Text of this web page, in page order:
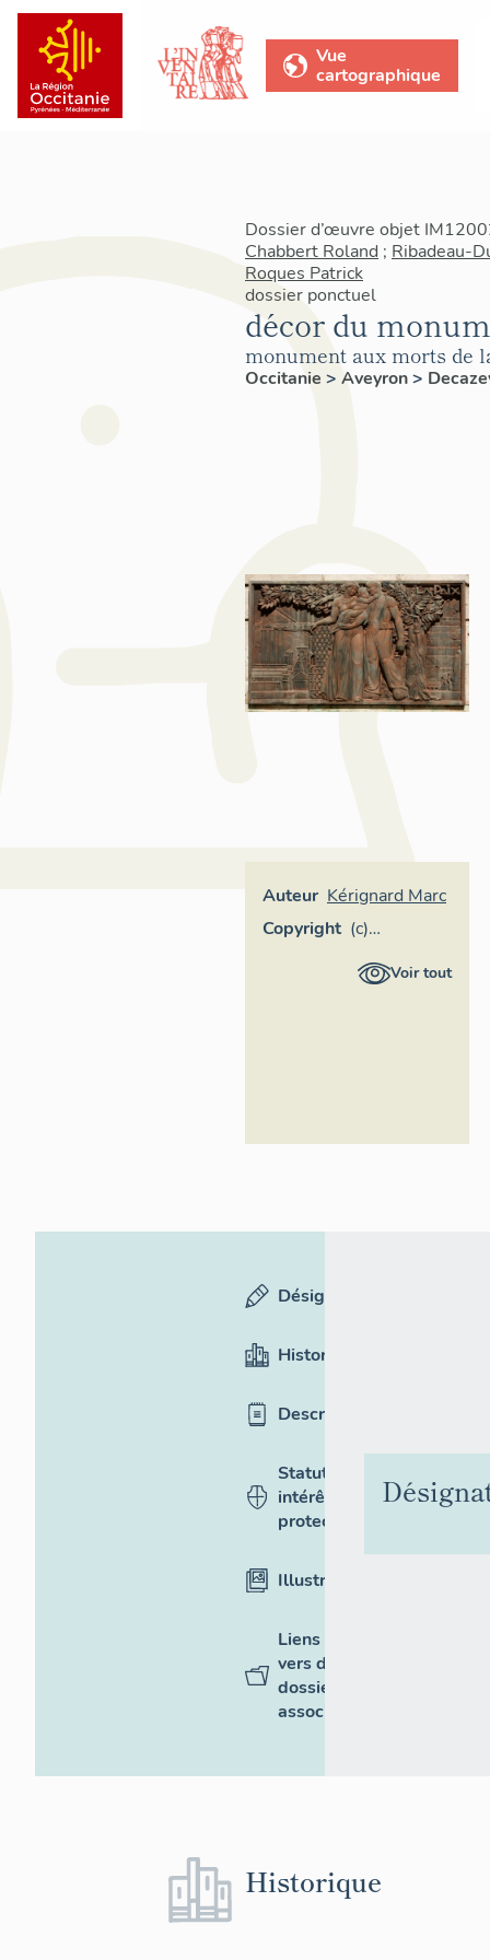
Vue
cartographique
Dossier d’œuvre objet
Chabbert Roland ; Ribadeau-
Roques Patrick
dossier ponctuel
décor du
monument aux morts de
Occitanie > Aveyron>
Auteur Kérignard Marc
Copyright (c)
InventaireVoir tout
Désignation
Historique
Description
Statut,
intérêt et
protection
Illustrations
Liens
vers des
dossiers
associés
Historique